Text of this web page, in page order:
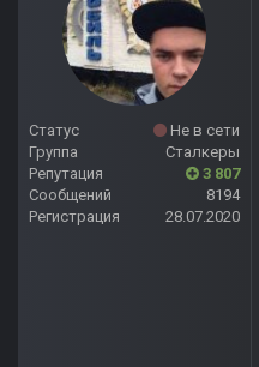
Статус
Не в сети
Группа
Сталкеры
Репутация
3 807
Сообщений
8194
Регистрация
28.07.2020